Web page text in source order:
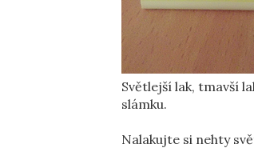
Světlejší lak, tmavší
slámku.
Nalakujte si nehty